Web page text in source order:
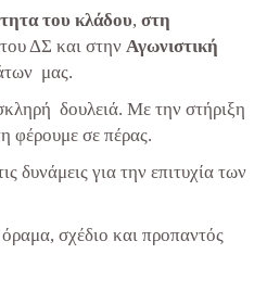
του κλάδου, στη
ΔΣ και στην Αγωνιστική
μας.
δουλειά. Με την στήριξη
φέρουμε σε πέρας.
δυνάμεις για την επιτυχία των
σχέδιο και προπαντός